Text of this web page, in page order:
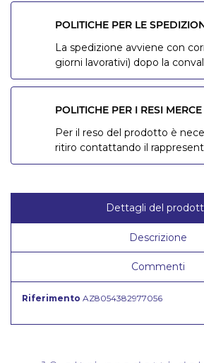
POLITICHE PER LE
La spedizione avviene con
giorni lavorativi) dopo la
POLITICHE PER I RESI MERCE
Per il reso del prodotto è
ritiro contattando il
Dettagli del
Descrizione
Commenti
Riferimento AZ8054382977056